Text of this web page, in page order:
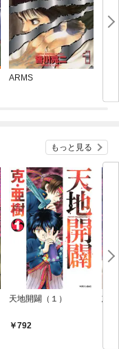
ARMS
もっと見る
天地開闢（１）
792
忘